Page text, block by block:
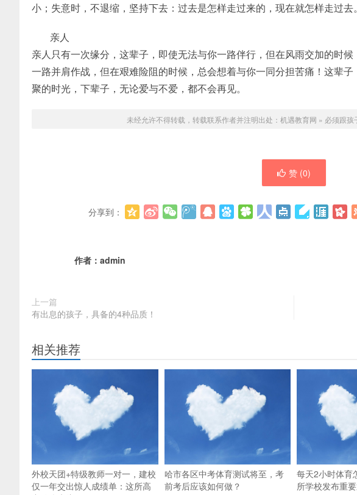
小；失意时，不退缩，坚持下去：过去是怎样走过来的，现在就怎样走过去。
亲人
亲人只有一次缘分，这辈子，即使无法与你一路伴行，但在风雨交加的时
一路并肩作战，但在艰难险阻的时候，总会想着与你一同分担苦痛！这辈
聚的时光，下辈子，无论爱与不爱，都不会再见。
未经允许不得转载，转载联系作者并注明出处： 机遇教育网 » 必须跟孩
赞 (0)
分享到：
作者： admin
上一篇
有出息的孩子，具备的4种品质！
相关推荐
外校天团+特级教师一对一，建校
仅一年交出惊人成绩单：这所高
哈市各区中考体育测试将至，考
前考后应该如何做？
每天2小时体育
所学校发布重要